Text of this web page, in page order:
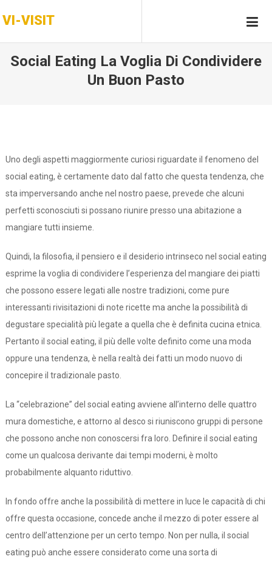
to
content
VI-VISIT
Social Eating La Voglia Di Condividere
Un Buon Pasto
Uno degli aspetti maggiormente curiosi riguardate il fenomeno del
social eating, è certamente dato dal fatto che questa tendenza, che
sta imperversando anche nel nostro paese, prevede che alcuni
perfetti sconosciuti si possano riunire presso una abitazione a
mangiare tutti insieme.
Quindi, la filosofia, il pensiero e il desiderio intrinseco nel social eating
esprime la voglia di condividere l’esperienza del mangiare dei piatti
che possono essere legati alle nostre tradizioni, come pure
interessanti rivisitazioni di note ricette ma anche la possibilità di
degustare specialità più legate a quella che è definita cucina etnica.
Pertanto il social eating, il più delle volte definito come una moda
oppure una tendenza, è nella realtà dei fatti un modo nuovo di
concepire il tradizionale pasto.
La “celebrazione” del social eating avviene all’interno delle quattro
mura domestiche, e attorno al desco si riuniscono gruppi di persone
che possono anche non conoscersi fra loro. Definire il social eating
come un qualcosa derivante dai tempi moderni, è molto
probabilmente alquanto riduttivo.
In fondo offre anche la possibilità di mettere in luce le capacità di chi
offre questa occasione, concede anche il mezzo di poter essere al
centro dell’attenzione per un certo tempo. Non per nulla, il social
eating può anche essere considerato come una sorta di